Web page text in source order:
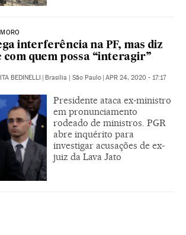
interferência na PF, mas diz
quem possa “interagir”
BEDINELLI Brasília | São Paulo APR 24, 2020 - 17:17
Presidente ataca ex-ministro
em pronunciamento
rodeado de ministros. PGR
abre inquérito para
investigar acusações de ex-
juiz da Lava Jato